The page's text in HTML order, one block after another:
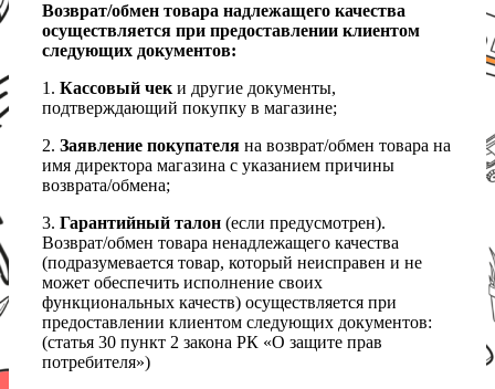
Возврат/обмен товара надлежащего качества
осуществляется при предоставлении клиентом
следующих документов:
1. Кассовый чек и другие документы,
подтверждающий покупку в магазине;
2. Заявление покупателя на возврат/обмен товара на
имя директора магазина с указанием причины
возврата/обмена;
3. Гарантийный талон (если предусмотрен).
Возврат/обмен товара ненадлежащего качества
(подразумевается товар, который неисправен и не
может обеспечить исполнение своих
функциональных качеств) осуществляется при
предоставлении клиентом следующих документов:
(статья 30 пункт 2 закона РК «О защите прав
потребителя»)